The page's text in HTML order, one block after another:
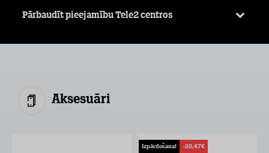
Pārbaudīt pieejamību Tele2 centros
Aksesuāri
Izpārdošana! -20,47€